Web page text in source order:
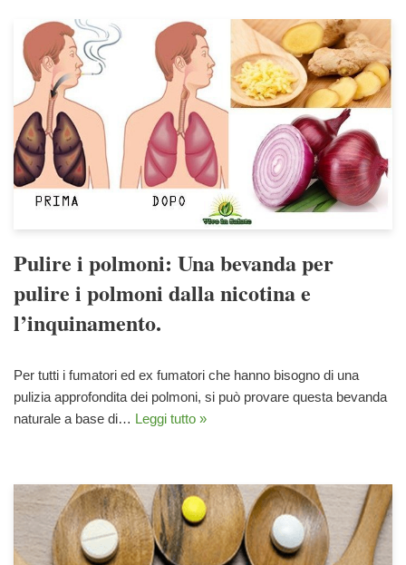
Pulire i polmoni: Una bevanda per
pulire i polmoni dalla nicotina e
l’inquinamento.
Per tutti i fumatori ed ex fumatori che hanno bisogno di una
pulizia approfondita dei polmoni, si può provare questa bevanda
naturale a base di… Leggi tutto »